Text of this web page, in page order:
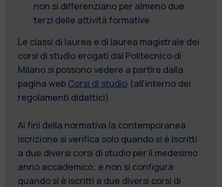
non si differenziano per almeno due
terzi delle attività formative
Le classi di laurea e di laurea magistrale dei
corsi di studio erogati dal Politecnico di
Milano si possono vedere a partire dalla
pagina web Corsi di studio (all’interno dei
regolamenti didattici).
Ai fini della normativa la contemporanea
iscrizione si verifica solo quando si è iscritti
a due diversi corsi di studio per il medesimo
anno accademico; e non si configura
quando si è iscritti a due diversi corsi di